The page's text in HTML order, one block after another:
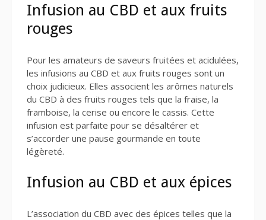
Infusion au CBD et aux fruits
rouges
Pour les amateurs de saveurs fruitées et acidulées,
les infusions au CBD et aux fruits rouges sont un
choix judicieux. Elles associent les arômes naturels
du CBD à des fruits rouges tels que la fraise, la
framboise, la cerise ou encore le cassis. Cette
infusion est parfaite pour se désaltérer et
s’accorder une pause gourmande en toute
légèreté.
Infusion au CBD et aux épices
L’association du CBD avec des épices telles que la